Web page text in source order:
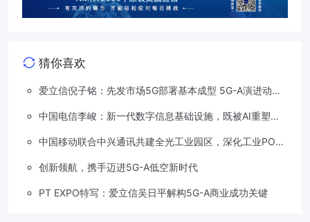
猜你喜欢
爱立信倪子铭：先发市场5G部署基本成型 5G-A演进动能
中国电信李峻：新一代数字信息基础设施，既被AI重塑，
中国移动联合中兴通讯共建全光工业园区，深化工业PON
创新领航，携手迈进5G-A低空新时代
PT EXPO特写：爱立信吴日平解构5G-A商业成功关键